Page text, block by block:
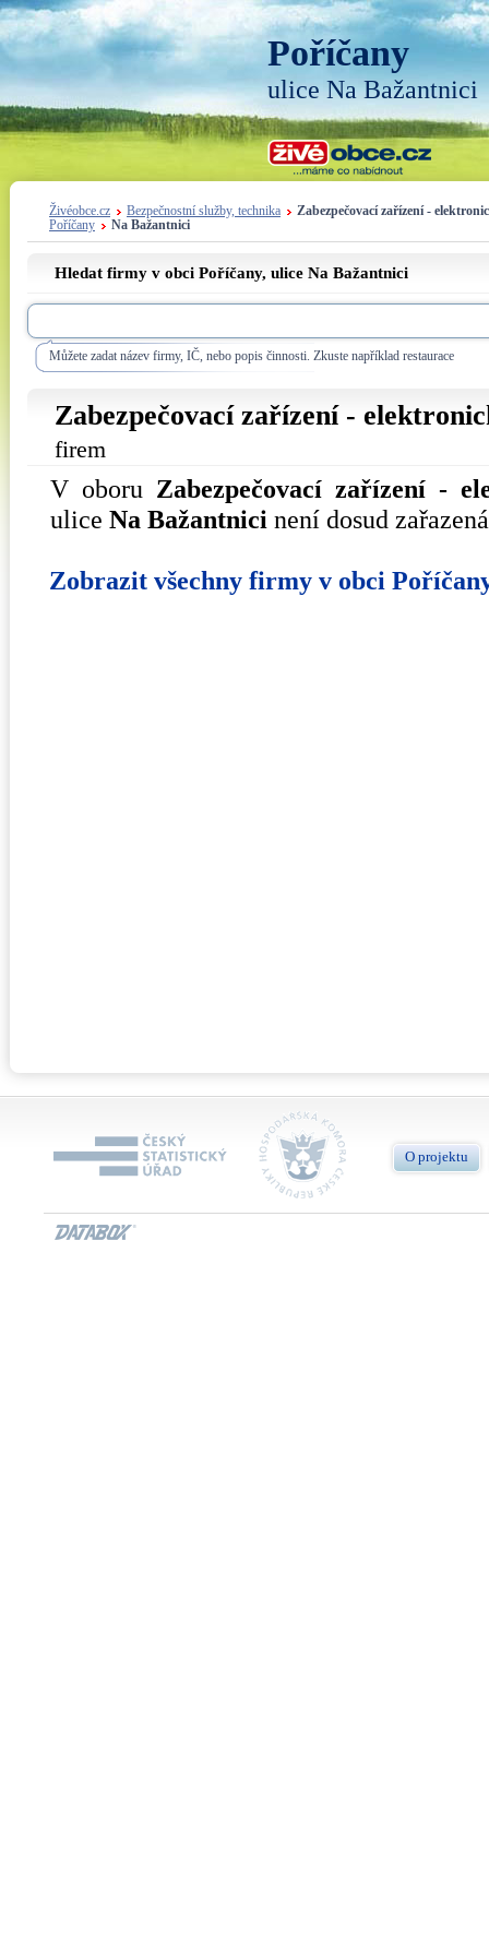
Poříčany
ulice Na Bažantnici
Živéobce.cz Bezpečnostní služby, technika
Zabezpečovací zařízení -
Poříčany
Na Bažantnici
Hledat firmy v obci Poříčany, ulice Na Bažantnici
Můžete zadat název firmy, IČ, nebo popis činnosti. Zkuste například restaurace
Zabezpečovací zařízení -
firem
V oboru Zabezpečovací zařízení -
ulice Na Bažantnici není dosud
Zobrazit všechny firmy v obci
O projektu